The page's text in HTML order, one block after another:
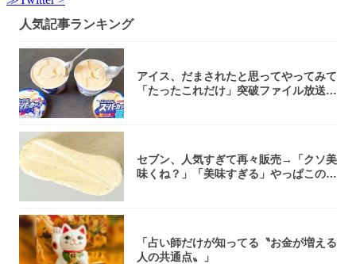
人気記事ランキング
アイス、だまされたと思ってやってみて
「たったこれだけ」突破ファイル放送で
セブン、人気すぎて再々販売→「クソ美
味くね？」「美味すぎる」やっぱこのク
「占い師だけが知ってる〝お金が増える
人の共通点〟」